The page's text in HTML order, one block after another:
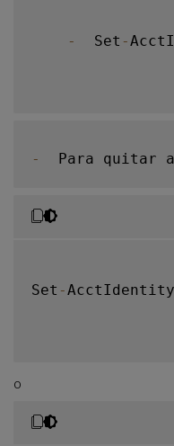
-
  Set
-
-
Para quitar
Set -
O